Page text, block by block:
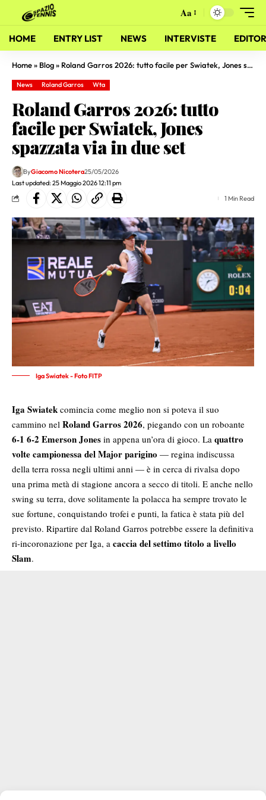
Aa
HOME ENTRY LIST NEWS INTERVISTE
Home» Blog» Roland Garros 2026: tutto facile per Swiatek, Jones spazzata via in due set
News Roland Garros Wta
Roland Garros 2026: tutto
facile per Swiatek, Jones
spazzata via in due set
Last updated: 25 Maggio 2026 12:11 pm
ByGiacomo Nicotera25/05/2026
1 Min Read
Iga Swiatek - Foto FITP
Iga Swiatek comincia come meglio non si poteva il suo
cammino nel Roland Garros 2026, piegando con un roboante
6-1 6-2 Emerson Jones in appena un’ora di gioco. La quattro
volte campionessa del Major parigino — regina indiscussa
della terra rossa negli ultimi anni — è in cerca di rivalsa dopo
una prima metà di stagione ancora a secco di titoli. E anche nello
swing su terra, dove solitamente la polacca ha sempre trovato le
sue fortune, conquistando trofei e punti, la fatica è stata più del
previsto. Ripartire dal Roland Garros potrebbe essere la definitiva
ri-incoronazione per Iga, a caccia del settimo titolo a livello
Slam.